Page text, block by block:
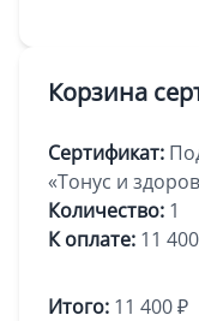
Корзина
Сертификат:
«Тонус и
Количество: 1
К оплате: 11
Итого: 11 400 ₽